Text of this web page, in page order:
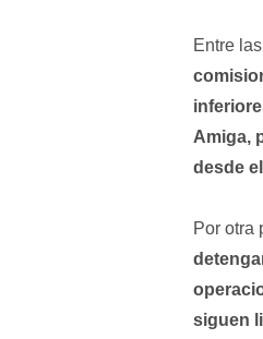
Entre
Amiga,
desde
Por otra
siguen